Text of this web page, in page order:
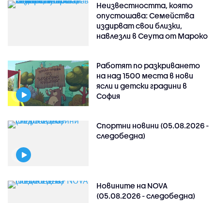
Неизвестността, която
опустошава: Семейства
издирват свои близки,
навлезли в Сеута от Мароко
Работят по разкриването
на над 1500 места в нови
ясли и детски градини в
София
Спортни новини (05.08.2026 -
следобедна)
Новините на NOVA
(05.08.2026 - следобедна)